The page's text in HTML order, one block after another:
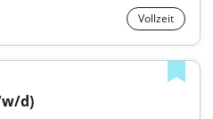
Vollzeit
d)